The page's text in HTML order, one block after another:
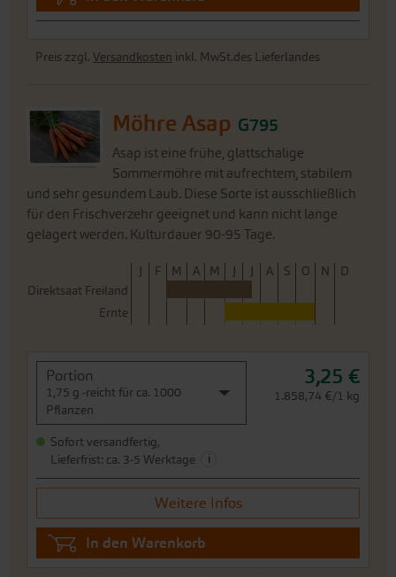
Preis zzgl. Versandkosten inkl. MwSt.des Lieferlandes
Möhre Asap G795
Asap ist eine frühe, glattschalige
Sommermöhre mit aufrechtem, stabilem
und sehr gesundem Laub. Diese Sorte ist ausschließlich
für den Frischverzehr geeignet und kann nicht lange
gelagert werden. Kulturdauer 90-95 Tage.
J F M A M J J A S O N
D
Direktsaat Freiland
Ernte
Portion
1,75 g -reicht für ca. 1000
Pflanzen
3,25 €
1.858,74 €/1 kg
Sofort versandfertig,
Lieferfrist: ca. 3-5 Werktage
i
Weitere Infos
In den Warenkorb